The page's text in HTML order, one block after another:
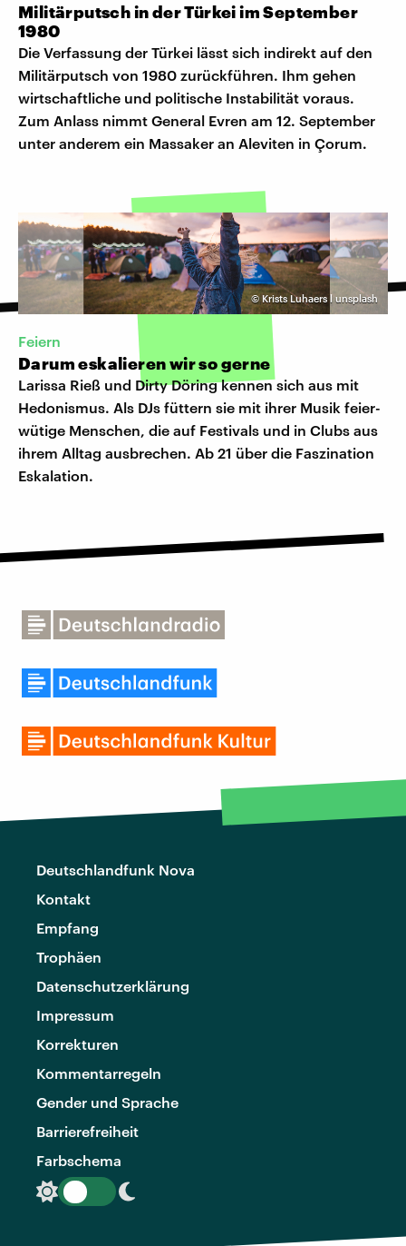
Militärputsch in der Türkei im September
1980
Die Verfassung der Türkei lässt sich indirekt auf den
Militärputsch von 1980 zurückführen. Ihm gehen
wirtschaftliche und politische Instabilität voraus.
Zum Anlass nimmt General Evren am 12. September
unter anderem ein Massaker an Aleviten in Çorum.
© Krists Luhaers l unsplash
Feiern
Darum eskalieren wir so gerne
Larissa Rieß und Dirty Döring kennen sich aus mit
Hedonismus. Als DJs füttern sie mit ihrer Musik feier-
wütige Menschen, die auf Festivals und in Clubs aus
ihrem Alltag ausbrechen. Ab 21 über die Faszination
Eskalation.
Deutschlandfunk Nova
Kontakt
Empfang
Trophäen
Datenschutzerklärung
Impressum
Korrekturen
Kommentarregeln
Gender und Sprache
Barrierefreiheit
Farbschema